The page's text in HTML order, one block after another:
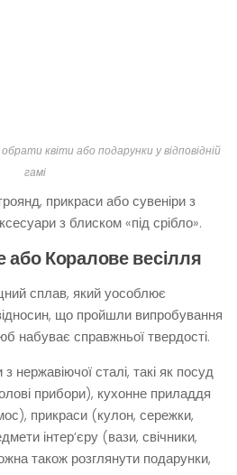
квіти або подарунки у відповідній
гамі
прикраси або сувеніри з
з блиском «під срібло».
або Коралове весілля
сплав, який уособлює
відносин, що пройшли випробування
набуває справжньої твердості.
нержавіючої сталі, такі як посуд
прибори), кухонне приладдя
прикраси (кулон, сережки,
інтер’єру (вази, свічники,
також розглянути подарунки,